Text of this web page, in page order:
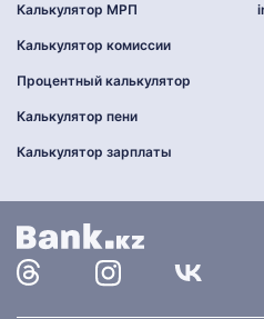
Калькулятор МРП
Калькулятор комиссии
Процентный калькулятор
Калькулятор пени
Калькулятор зарплаты